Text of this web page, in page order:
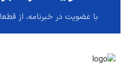
با عضویت در خبرنامه، از